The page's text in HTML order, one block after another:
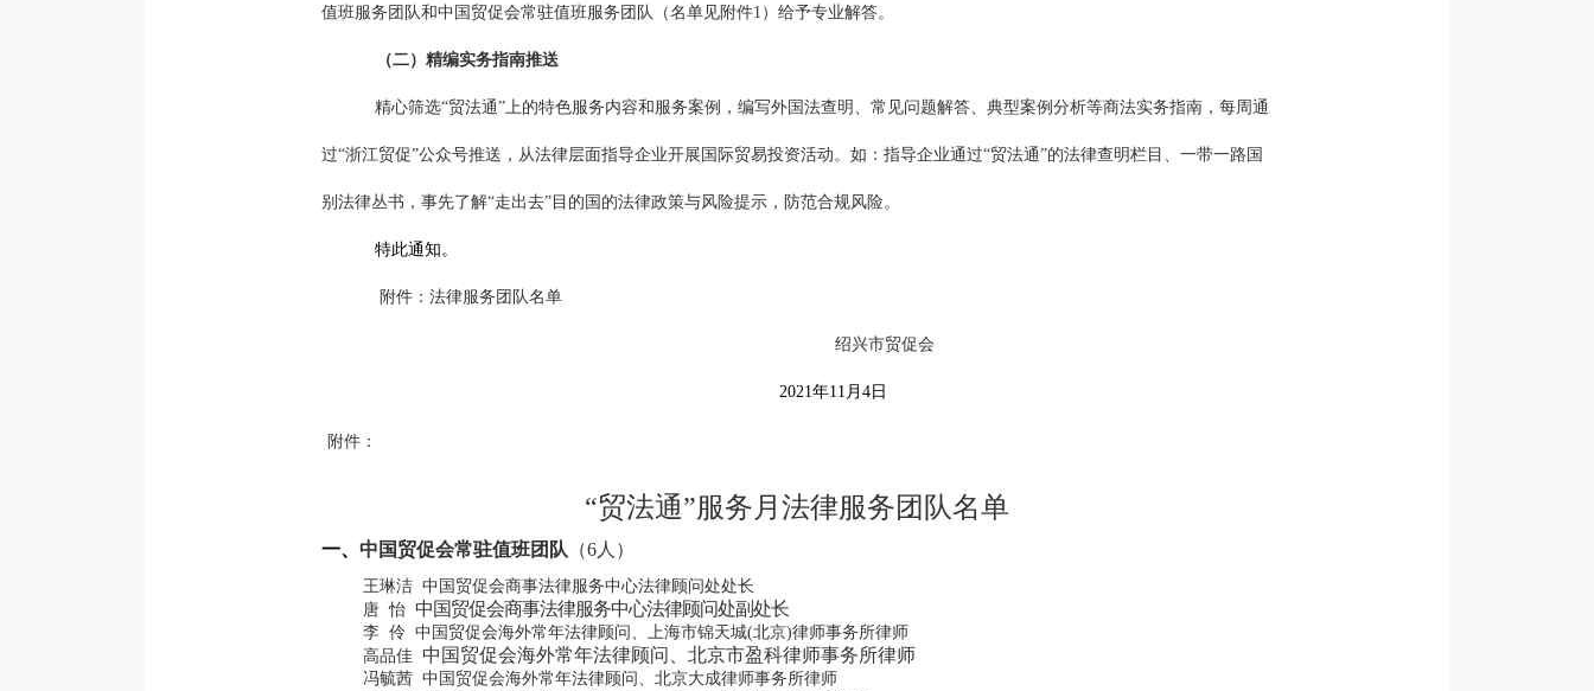
值班服务团队和中国贸促会常驻值班服务团队（名单见附件1 ）给予专业解答。
（二）精编实务指南推送
精心筛选“贸法通”上的特色服务内容和服务案例，编写外国法查明、常见问题解答、典型案例分析等商法实务指南，每周通
过“浙江贸促”公众号推送，从法律层面指导企业开展国际贸易投资活动。如：指导企业通过“贸法通”的法律查明栏目、一带一路国
别法律丛书，事先了解“走出去”目的国的法律政策与风险提示，防范合规风险。
特此通知。
附件：法律服务团队名单
绍兴市贸促会
2021年11 月 4日
附件：
“贸法通”服务月法律服务团队名单
一、 中国贸促会常驻值班团队 （6人）
王琳洁 中国贸促会商事法律服务中心法律顾问处处长
唐 怡 中国贸促会商事法律服务中心法律顾问处副处长
李 伶 中国贸促会海外常年法律顾问、上海市锦天城(北京)律师事务所律师
高品佳 中国贸促会海外常年法律顾问、北京市盈科律师事务所律师
冯毓茜 中国贸促会海外常年法律顾问、北京大成律师事务所律师